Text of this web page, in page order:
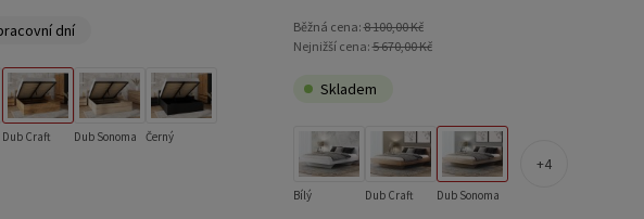
dní
Dub Craft Dub Sonoma Černý
Běžná cena:8 100,00 Kč
Nejnižší cena:5 670,00 Kč
Skladem
Bílý Dub Craft Dub Sonoma
4